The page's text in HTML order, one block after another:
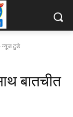
न्यूज टुडे
बातचीत